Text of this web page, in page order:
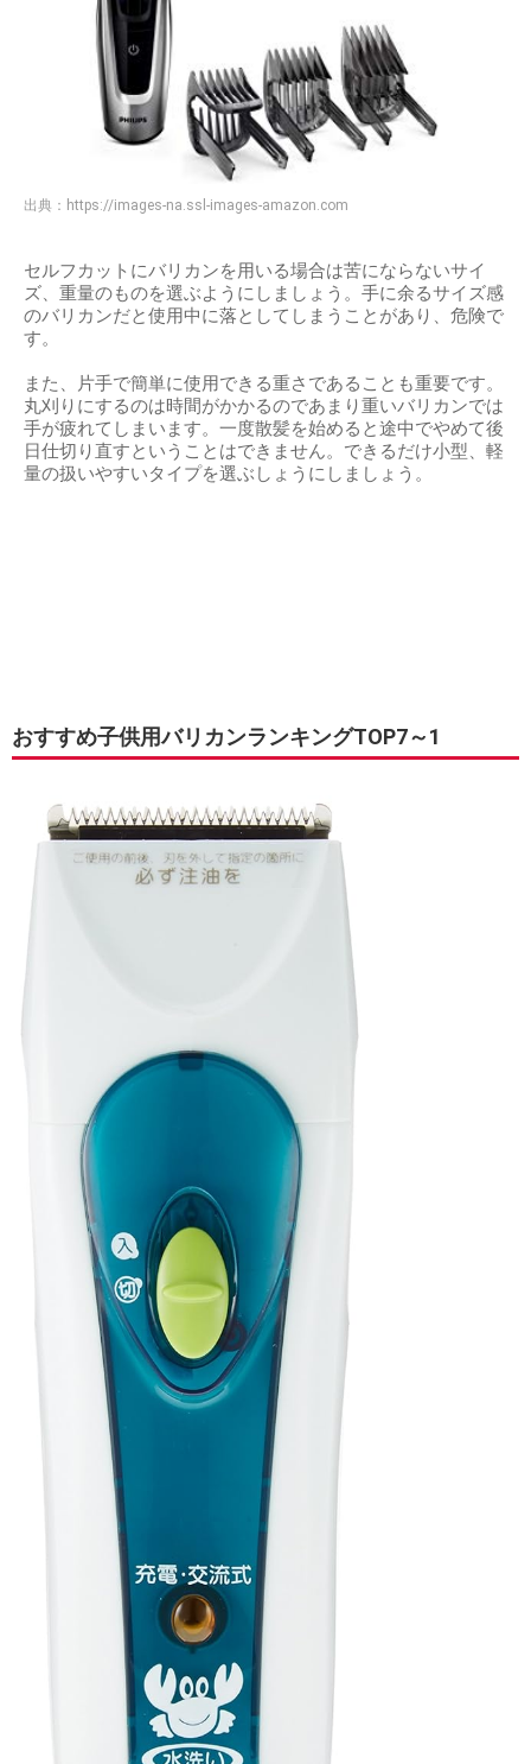
出典： https://images-na.ssl-images-amazon.com
セルフカットにバリカンを用いる場合は苦にならないサイ
ズ、重量のものを選ぶようにしましょう。手に余るサイズ感
のバリカンだと使用中に落としてしまうことがあり、危険で
す。
また、片手で簡単に使用できる重さであることも重要です。
丸刈りにするのは時間がかかるのであまり重いバリカンでは
手が疲れてしまいます。一度散髪を始めると途中でやめて後
日仕切り直すということはできません。できるだけ小型、軽
量の扱いやすいタイプを選ぶしょうにしましょう。
おすすめ子供用バリカンランキングTOP7～1